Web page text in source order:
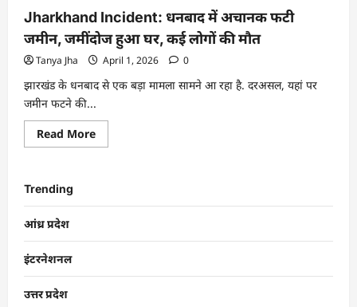
Jharkhand Incident: धनबाद में अचानक फटी
जमीन, जमींदोज हुआ घर, कई लोगों की मौत
Tanya Jha April 1, 2026 0
झारखंड के धनबाद से एक बड़ा मामला सामने आ रहा है. दरअसल, यहां पर
जमीन फटने की...
Read More
Trending
आंध्र प्रदेश
इंटरनेशनल
उत्तर प्रदेश